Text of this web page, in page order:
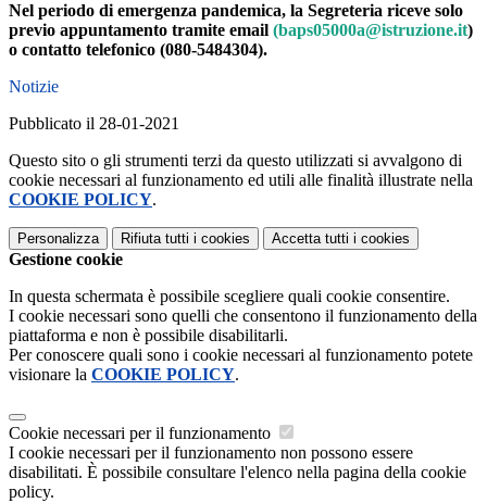
Nel periodo di emergenza pandemica, la Segreteria riceve solo
previo appuntamento tramite email (baps05000a@istruzione.it)
o contatto telefonico (080-5484304).
Notizie
Pubblicato il 28-01-2021
Questo sito o gli strumenti terzi da questo utilizzati si avvalgono di
cookie necessari al funzionamento ed utili alle finalità illustrate nella
COOKIE POLICY.
Personalizza Rifiuta tutti i cookies Accetta tutti i cookies
Gestione cookie
In questa schermata è possibile scegliere quali cookie consentire.
I cookie necessari sono quelli che consentono il funzionamento della
piattaforma e non è possibile disabilitarli.
Per conoscere quali sono i cookie necessari al funzionamento potete
visionare la COOKIE POLICY.
Cookie necessari per il funzionamento
I cookie necessari per il funzionamento non possono essere
disabilitati. È possibile consultare l'elenco nella pagina della cookie
policy.